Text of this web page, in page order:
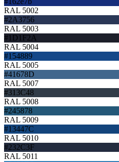
RAL 5002
#2A3756
RAL 5003
#1D1F2A
RAL 5004
#154889
RAL 5005
#41678D
RAL 5007
#313C48
RAL 5008
#245878
RAL 5009
#13447C
RAL 5010
#232C3F
RAL 5011